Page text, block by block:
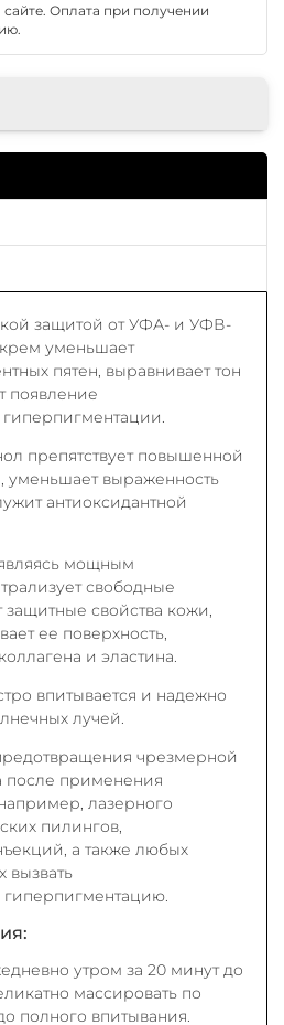
Оплата при получении
защитой от УФА- и УФВ-
уменьшает
пятен, выравнивает тон
появление
гиперпигментации.
препятствует повышенной
уменьшает выраженность
антиоксидантной
мощным
свободные
свойства кожи,
ее поверхность,
и эластина.
впитывается и надежно
лучей.
чрезмерной
после применения
лазерного
пилингов,
а также любых
вызвать
гиперпигментацию.
утром за 20 минут до
массировать по
полного впитывания.